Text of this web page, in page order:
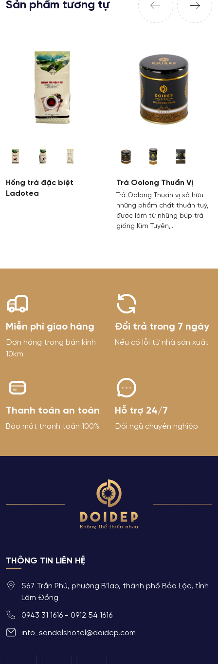
Sản phẩm tương tự
Hồng trà đặc biệt
Ladotea
Trà Oolong Thuần Vị
Trà Oolong Thuần vị sở hữu
những phẩm chất thuần tuý,
được làm từ những búp trà
giống Kim Tuyên,…
Miễn phí giao hàng
Đơn hàng trong bán kính
10km
Đổi trả trong 7 ngày
Nếu có lỗi từ nhà sản xuất
Thanh toán an toàn
Bảo mật thanh toán 100%
Hỗ trợ 24/7
Đội ngũ chuyên nghiệp
THÔNG TIN LIÊN HỆ
567 Trần Phú, phường B’lao, thành phố Bảo Lộc, tỉnh
Lâm Đồng
0943 31 1616 - 0912 54 1616
info_sandalshotel@doidep.com